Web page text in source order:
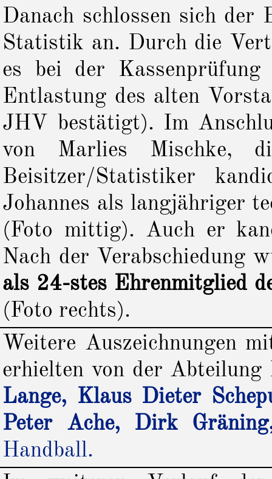
Danach schlossen sich
Statistik an. Durch die
es bei der
Entlastung des alten
JHV bestätigt). Im
von Marlies Mischke,
Beisitzer/Statistiker
Johannes als langjähriger
(Foto mittig). Auch er
Nach der Verabschiedung
als 24-stes Ehrenmitglied
(Foto rechts).
Weitere Auszeichnungen
erhielten von der
Lange, Klaus Dieter
Peter Ache, Dirk
Handball.